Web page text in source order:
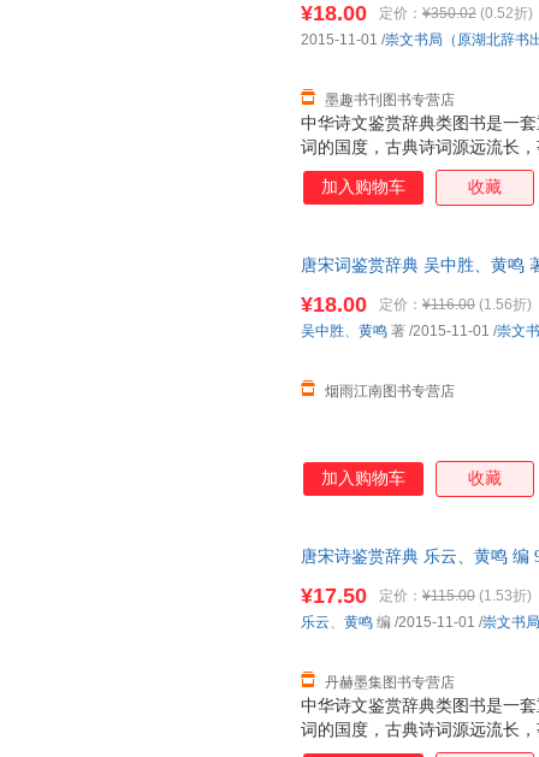
生及层次稍低的一般读者。
中华诗文鉴赏辞典类图书是一
词的国度，古典诗词源远流长
《诗经》算起的三千多年诗史
艳，散发出永恒的艺术魅力。
小，选目更精，辞赏文字更注
生及层次稍低的一般读者。
¥18.00 定价： ¥350.02 (0.52折)
墨趣书刊图书专营店
2015-11-01 /崇文书局（原湖北辞书
加入购物车 收藏
唐宋词鉴赏辞典 吴中胜、黄鸣
¥18.00 定价： ¥116.00 (1.56折)
烟雨江南图书专营店
吴中胜、 黄鸣 著 /2015-11-01 /崇文
加入购物车 收藏
唐宋诗鉴赏辞典 乐云、黄鸣 编
中华诗文鉴赏辞典类图书是一
词的国度，古典诗词源远流长
¥17.50 定价： ¥115.00 (1.53折)
丹赫墨集图书专营店
乐云、 黄鸣 编 /2015-11-01 /崇文书